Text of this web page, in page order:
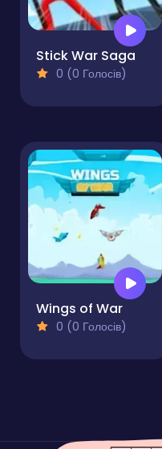
Stick War Saga
0 (0 Голосів)
Wings of War
0 (0 Голосів)